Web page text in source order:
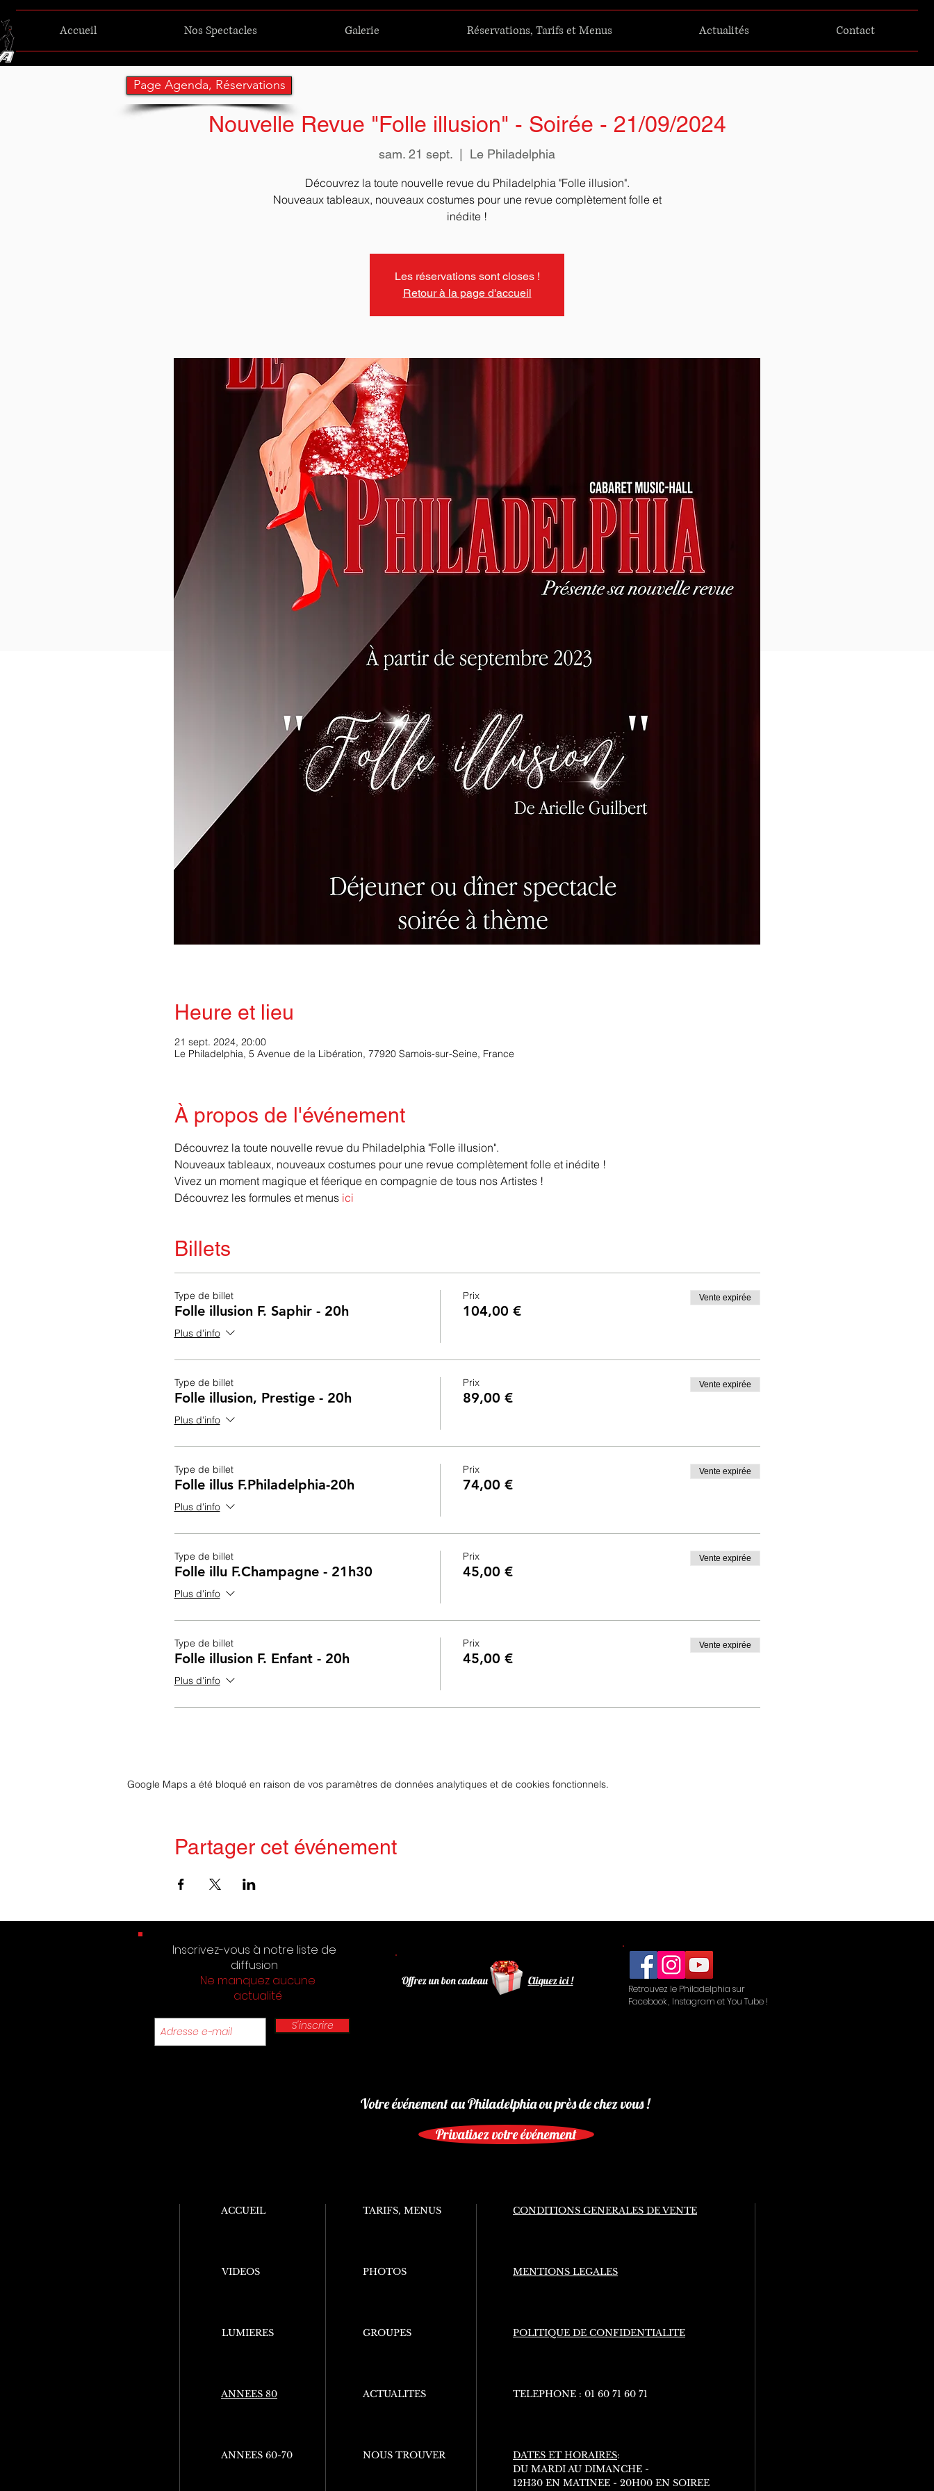
Accueil Nos Spectacles Galerie Réservations, Tarifs et Menus Actualités Contact
Nouvelle Revue "Folle illusion" - Soirée - 21/09/2024
sam. 21 sept.
  |
Le Philadelphia
Découvrez la toute nouvelle revue du Philadelphia "Folle illusion".
Nouveaux tableaux, nouveaux costumes pour une revue complètement folle et
Les réservations sont closes !
Retour à la page d'accueil
Heure et lieu
21 sept. 2024, 20:00
Le Philadelphia, 5 Avenue de la Libération, 77920 Samois-sur-Seine, France
À propos de l'événement
Découvrez la toute nouvelle revue du Philadelphia "Folle illusion".
Nouveaux tableaux, nouveaux costumes pour une revue complètement folle et inédite !
Vivez un moment magique et féerique en compagnie de tous nos Artistes !
Découvrez les formules et menus ici
Billets
Type de billet
Folle illusion F. Saphir - 20h
Plus d'info
Prix
104,00 €
Vente expirée
Type de billet
Folle illusion, Prestige - 20h
Plus d'info
Prix
89,00 €
Vente expirée
Type de billet
Folle illus F.Philadelphia-20h
Plus d'info
Prix
74,00 €
Vente expirée
Type de billet
Folle illu F.Champagne - 21h30
Plus d'info
Prix
45,00 €
Vente expirée
Type de billet
Folle illusion F. Enfant - 20h
Plus d'info
Prix
45,00 €
Vente expirée
Google Maps a été bloqué en raison de vos paramètres de données analytiques et de cookies fonctionnels.
Partager cet événement
Page Agenda, Réservations
Inscrivez-vous à notre liste de
diffusion
Ne manquez aucune
actualité
S'inscrire
Offrez un bon cadeau Cliquez ici !
Retrouvez le Philadelphia sur
Facebook , Instagram et You Tube !
Votre événement au Philadelphia ou près de chez vous !
Privatisez votre événement
ACCUEIL
VIDEOS
LUMIERES
ANNEES 80
ANNEES 60-70
TARIFS, MENUS
PHOTOS
GROUPES
ACTUALITES
NOUS TROUVER
CONDITIONS GENERALES DE VENTE
MENTIONS LEGALES
POLITIQUE DE CONFIDENTIALITE
TELEPHONE : 01 60 71 60 71
DATES ET HORAIRES:
DU MARDI AU DIMANCHE -
12H30 EN MATINEE - 20H00 EN SOIREE